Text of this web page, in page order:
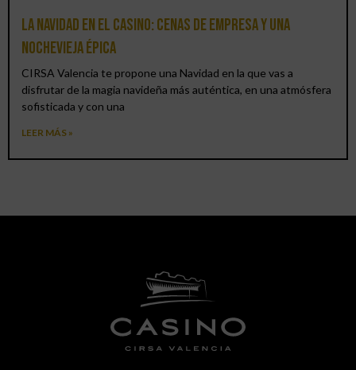
La Navidad en el Casino: cenas de empresa y una
Nochevieja épica
CIRSA Valencia te propone una Navidad en la que vas a
disfrutar de la magia navideña más auténtica, en una atmósfera
sofisticada y con una
LEER MÁS »